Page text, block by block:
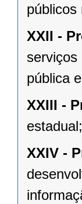
públicos
XXII -
serviços
pública
XXIII -
estadual;
XXIV -